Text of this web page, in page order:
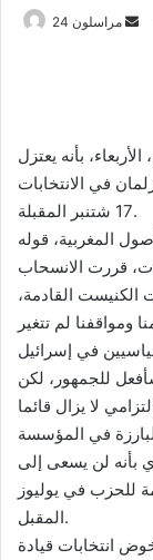
مراسلون 24
بأنه يعتزل
في الانتخابات
17 شتنبر المقبلة.
المغربية، قوله
قررت الانسحاب
القادمة،
في إسرائيل
للجمهور، لكن
في المؤسسة
بأنه لن يسعى إلى
للحزب في يوليوز
المقبل.
انتخابات قيادة